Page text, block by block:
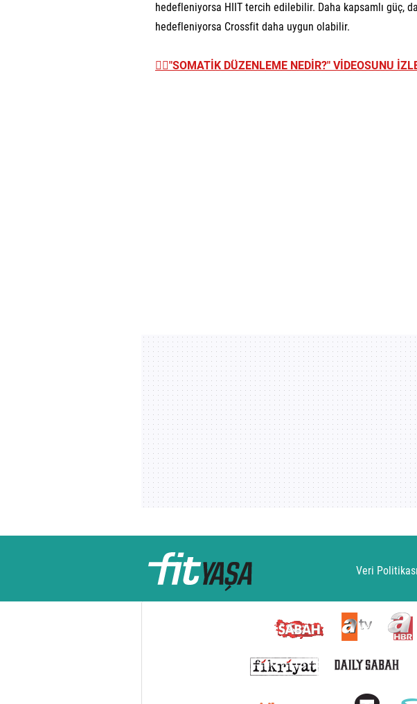
hedefleniyorsa HIIT tercih edilebilir. Daha kapsamlı güç,
hedefleniyorsa Crossfit daha uygun olabilir.
👉🏼"SOMATİK DÜZENLEME NEDİR?" VİDEOSUNU
Veri Politikası